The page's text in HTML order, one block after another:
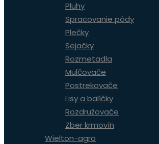
Pluhy
Spracovanie pôdy
Plečky
Sejačky
Rozmetadla
Mulčovače
Postrekovače
Lisy a balíčky
Rozdružovače
Zber krmovín
Wielton-agro